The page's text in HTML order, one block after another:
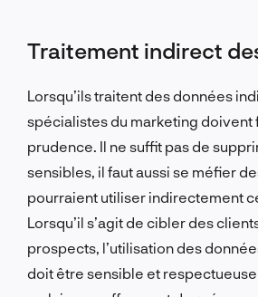
Traitement indirect
Lorsqu’ils traitent des données
spécialistes du marketing doivent
prudence. Il ne suffit pas de
sensibles, il faut aussi se méfier
pourraient utiliser indirectement
Lorsqu’il s’agit de cibler des
prospects, l’utilisation des
doit être sensible et respectueuse